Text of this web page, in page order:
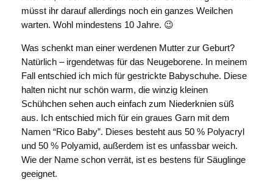
müsst ihr darauf allerdings noch ein ganzes Weilchen
warten. Wohl mindestens 10 Jahre. 😉
Was schenkt man einer werdenen Mutter zur Geburt?
Natürlich – irgendetwas für das Neugeborene. In meinem
Fall entschied ich mich für gestrickte Babyschuhe. Diese
halten nicht nur schön warm, die winzig kleinen
Schühchen sehen auch einfach zum Niederknien süß
aus. Ich entschied mich für ein graues Garn mit dem
Namen “Rico Baby”. Dieses besteht aus 50 % Polyacryl
und 50 % Polyamid, außerdem ist es unfassbar weich.
Wie der Name schon verrät, ist es bestens für Säuglinge
geeignet.